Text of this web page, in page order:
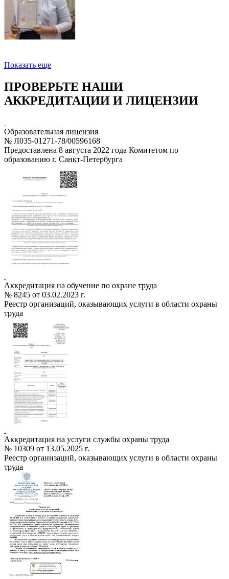
Показать еще
ПРОВЕРЬТЕ НАШИ
АККРЕДИТАЦИИ И ЛИЦЕНЗИИ
Образовательная лицензия
№ Л035-01271-78/00596168
Предоставлена 8 августа 2022 года Комитетом по
образованию г. Санкт-Петербурга
Аккредитация на обучение по охране труда
№ 8245 от 03.02.2023 г.
Реестр организаций, оказывающих услуги в области охраны
труда
Аккредитация на услуги службы охраны труда
№ 10309 от 13.05.2025 г.
Реестр организаций, оказывающих услуги в области охраны
труда